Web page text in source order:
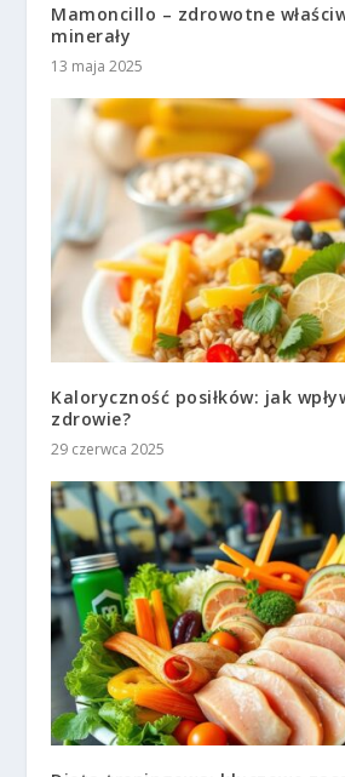
Mamoncillo – zdrowotne
minerały
13 maja 2025
Kaloryczność posiłków: jak
zdrowie?
29 czerwca 2025